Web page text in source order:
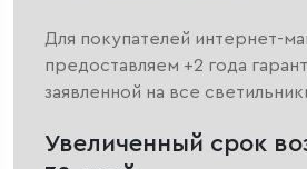
Для покупателей интернет-
предоставляем +2 года
заявленной на все
Увеличенный срок